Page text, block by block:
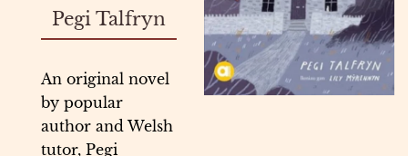
Pegi Talfryn
An original novel
by popular
author and Welsh
tutor, Pegi